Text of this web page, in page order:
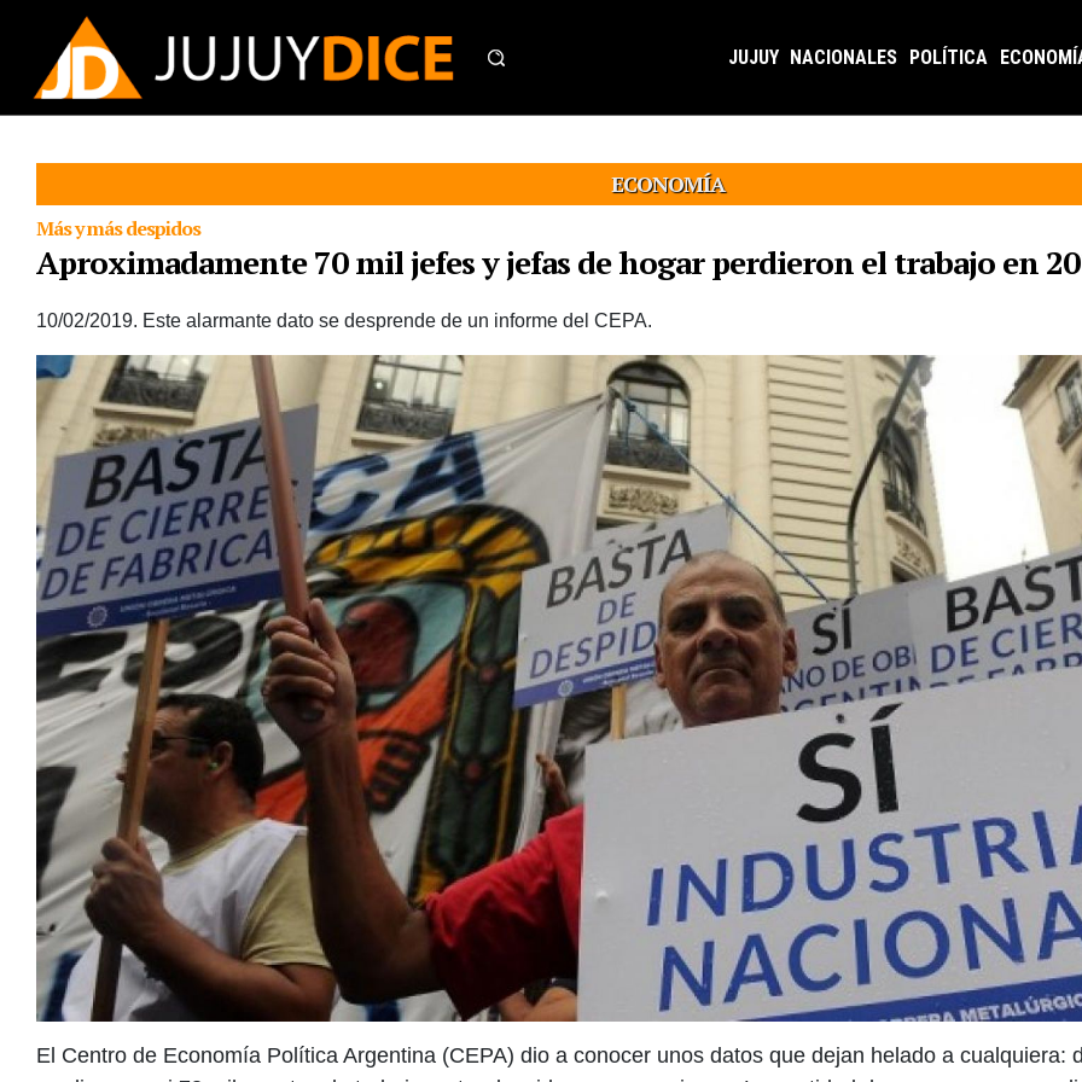
JUJUY NACIONALES POLÍTICA
ECONOMÍA
Más y más despidos
Aproximadamente 70 mil jefes y jefas de hogar perdieron el trabajo en
10/02/2019. Este alarmante dato se desprende de un informe del CEPA.
El Centro de Economía Política Argentina (CEPA) dio a conocer unos datos que dejan helado a cualquiera: